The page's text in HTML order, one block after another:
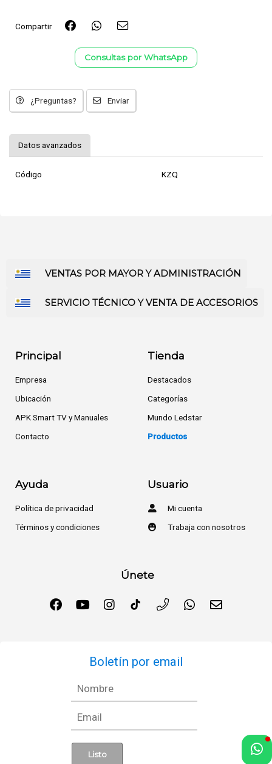
Compartir
Consultas por WhatsApp
¿Preguntas? Enviar
Datos avanzados
Código KZQ
VENTAS POR MAYOR Y ADMINISTRACIÓN
SERVICIO TÉCNICO Y VENTA DE ACCESORIOS
Principal
Empresa
Ubicación
APK Smart TV y Manuales
Contacto
Tienda
Destacados
Categorías
Mundo Ledstar
Productos
Ayuda
Política de privacidad
Términos y condiciones
Usuario
Mi cuenta
Trabaja con nosotros
Únete
Boletín por email